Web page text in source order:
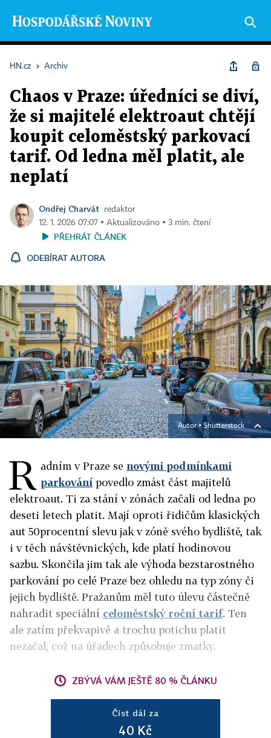
HN.cz › Archiv
Chaos v Praze: úředníci se diví,
že si majitelé elektroaut chtějí
koupit celoměstský parkovací
tarif. Od ledna měl platit, ale
neplatí
Ondřej Charvát
redaktor
12. 1. 2026 07:07 ▪ Aktualizováno ▪ 3 min. čtení
PŘEHRÁT ČLÁNEK
ODEBÍRAT AUTORA
Autor ▪ Shutterstock
R adním v Praze se novými podmínkami
parkování povedlo zmást část majitelů
elektroaut. Ti za stání v zónách začali od ledna po
deseti letech platit. Mají oproti řidičům klasických
aut 50procentní slevu jak v zóně svého bydliště, tak
i v těch návštěvnických, kde platí hodinovou
sazbu. Skončila jim tak ale výhoda bezstarostného
parkování po celé Praze bez ohledu na typ zóny či
jejich bydliště. Pražanům měl tuto úlevu částečně
nahradit speciální celoměstský roční tarif. Ten
ale zatím překvapivě a trochu potichu platit
nezačal, což na úřadech způsobuje zmatky.
ZBÝVÁ VÁM JEŠTĚ 80 % ČLÁNKU
Číst dál za
40 Kč